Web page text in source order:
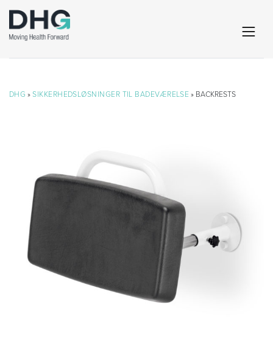
DHG »SIKKERHEDSLØSNINGER TIL BADEVÆRELSE » BACKRESTS